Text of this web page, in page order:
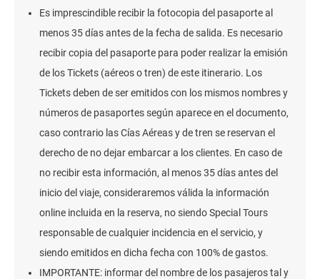
Es imprescindible recibir la fotocopia del pasaporte al
menos 35 días antes de la fecha de salida. Es necesario
recibir copia del pasaporte para poder realizar la emisión
de los Tickets (aéreos o tren) de este itinerario. Los
Tickets deben de ser emitidos con los mismos nombres y
números de pasaportes según aparece en el documento,
caso contrario las Cías Aéreas y de tren se reservan el
derecho de no dejar embarcar a los clientes. En caso de
no recibir esta información, al menos 35 días antes del
inicio del viaje, consideraremos válida la información
online incluida en la reserva, no siendo Special Tours
responsable de cualquier incidencia en el servicio, y
siendo emitidos en dicha fecha con 100% de gastos.
IMPORTANTE: informar del nombre de los pasajeros tal y